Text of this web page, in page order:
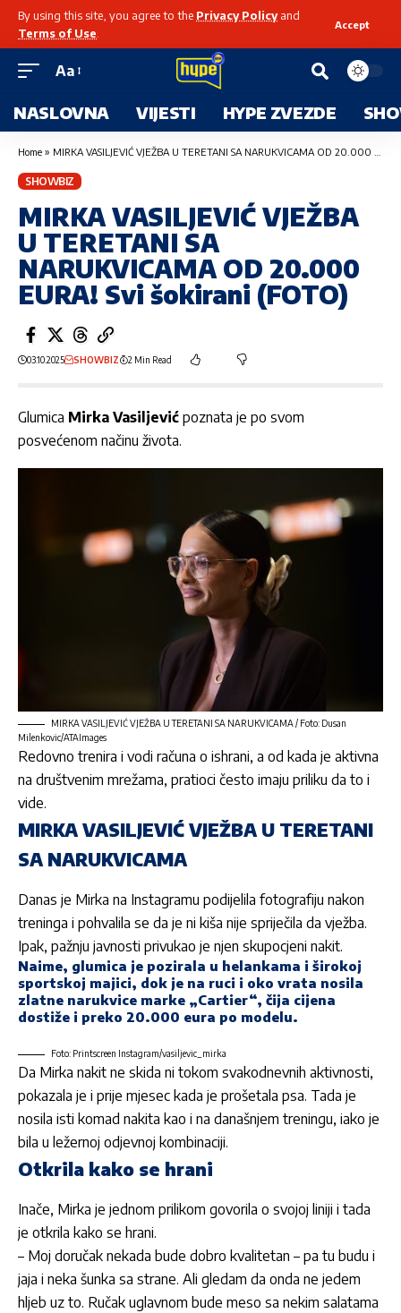
By using this site, you agree to the Privacy Policyand
Terms of Use
Accept
Aa
NASLOVNA VIJESTI HYPE ZVEZDE
Home » MIRKA VASILJEVIĆ VJEŽBA U TERETANI SA NARUKVICAMA OD 20.000 EURA! Svi šokirani (FOTO)
SHOWBIZ
MIRKA VASILJEVIĆ VJEŽBA
U TERETANI SA
NARUKVICAMA OD 20.000
EURA! Svi šokirani (FOTO)
03.10.2025 SHOWBIZ 2 Min Read
Glumica Mirka Vasiljević poznata je po svom
posvećenom načinu života.
MIRKA VASILJEVIĆ VJEŽBA U TERETANI SA NARUKVICAMA / Foto: Dusan
Milenkovic/ATAImages
Redovno trenira i vodi računa o ishrani, a od kada je aktivna
na društvenim mrežama, pratioci često imaju priliku da to i
vide.
MIRKA VASILJEVIĆ VJEŽBA U TERETANI
SA NARUKVICAMA
Danas je Mirka na Instagramu podijelila fotografiju nakon
treninga i pohvalila se da je ni kiša nije spriječila da vježba.
Ipak, pažnju javnosti privukao je njen skupocjeni nakit.
Naime, glumica je pozirala u helankama i širokoj
sportskoj majici, dok je na ruci i oko vrata nosila
zlatne narukvice marke „Cartier“, čija cijena
dostiže i preko 20.000 eura po modelu.
Foto: Printscreen Instagram/vasiljevic_mirka
Da Mirka nakit ne skida ni tokom svakodnevnih aktivnosti,
pokazala je i prije mjesec kada je prošetala psa. Tada je
nosila isti komad nakita kao i na današnjem treningu, iako je
bila u ležernoj odjevnoj kombinaciji.
Otkrila kako se hrani
Inače, Mirka je jednom prilikom govorila o svojoj liniji i tada
je otkrila kako se hrani.
– Moj doručak nekada bude dobro kvalitetan – pa tu budu i
jaja i neka šunka sa strane. Ali gledam da onda ne jedem
hljeb uz to. Ručak uglavnom bude meso sa nekim salatama